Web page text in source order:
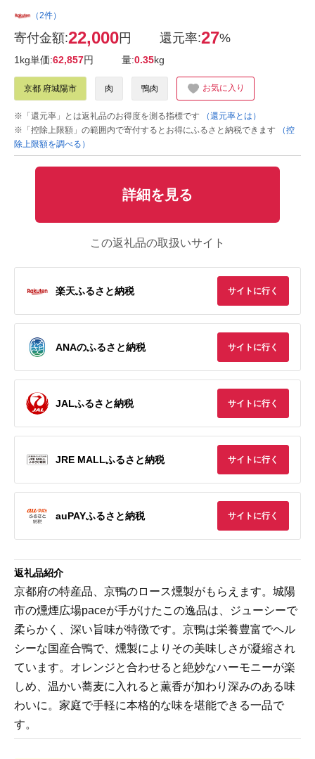
（2件）
寄付金額:22,000円 還元率:27%
1kg単価:62,857円 量:0.35kg
京都 府城陽市 肉 鴨肉 お気に入り
※「還元率」とは返礼品のお得度を測る指標です
（還元率とは）
※「控除上限額」の範囲内で寄付するとお得にふるさと納税できます
（控
除上限額を調べる）
詳細を見る
この返礼品の取扱いサイト
楽天ふるさと納税 サイトに行く
ANAのふるさと納税 サイトに行く
JALふるさと納税 サイトに行く
JRE MALLふるさと納税 サイトに行く
auPAYふるさと納税 サイトに行く
返礼品紹介
京都府の特産品、京鴨のロース燻製がもらえます。城陽
市の燻煙広場paceが手がけたこの逸品は、ジューシーで
柔らかく、深い旨味が特徴です。京鴨は栄養豊富でヘル
シーな国産合鴨で、燻製によりその美味しさが凝縮され
ています。オレンジと合わせると絶妙なハーモニーが楽
しめ、温かい蕎麦に入れると薫香が加わり深みのある味
わいに。家庭で手軽に本格的な味を堪能できる一品で
す。